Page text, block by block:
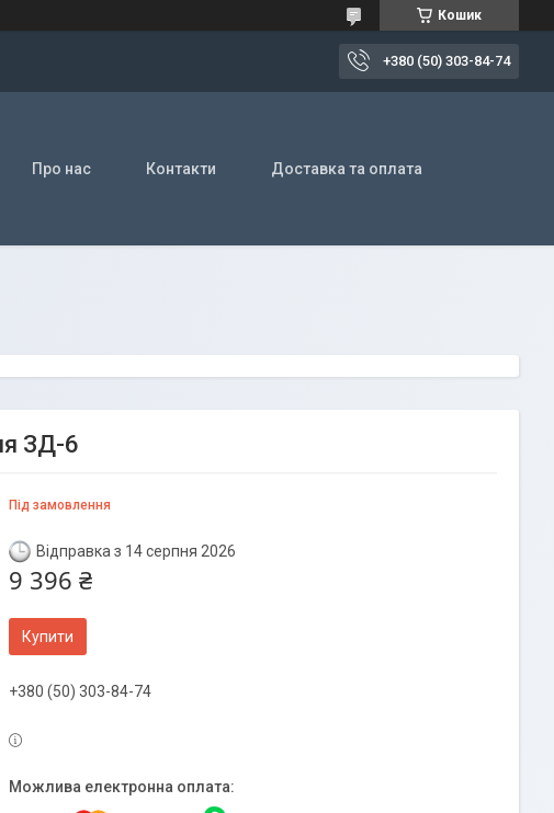
Кошик
+380 (50) 303-84-74
Про нас Контакти Доставка та оплата
ЗД-6
Під замовлення
Відправка з 14 серпня 2026
9 396 ₴
Купити
+380 (50) 303-84-74